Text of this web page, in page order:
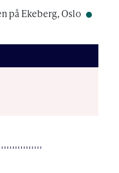
på Ekeberg, Oslo